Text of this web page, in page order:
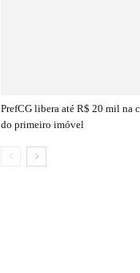
PrefCG libera até R$ 20 mil na
do primeiro imóvel